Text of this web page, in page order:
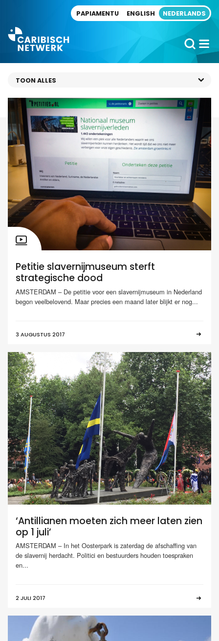
PAPIAMENTU ENGLISH NEDERLANDS
Petitie slavernijmuseum sterft
strategische dood
AMSTERDAM – De petitie voor een slavernijmuseum in Nederland
begon veelbelovend. Maar precies een maand later blijkt er nog...
3 AUGUSTUS 2017
‘Antillianen moeten zich meer laten zien
op 1 juli’
AMSTERDAM – In het Oosterpark is zaterdag de afschaffing van
de slavernij herdacht. Politici en bestuurders houden toespraken
en...
2 JULI 2017